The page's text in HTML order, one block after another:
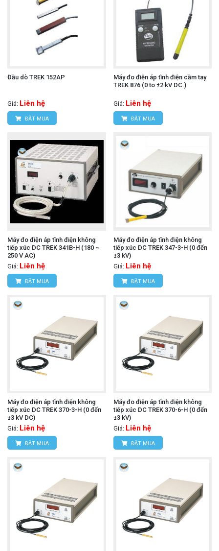
Đầu dò TREK 152AP
Giá: Liên hệ
ĐẶT MUA
Máy đo điện áp tĩnh điện cầm tay
TREK 876 (0 to ±2 kV DC.)
Giá: Liên hệ
ĐẶT MUA
Máy đo điện áp tĩnh điện không
tiếp xúc DC TREK 341B-H (180 ~
250 V AC)
Giá: Liên hệ
ĐẶT MUA
Máy đo điện áp tĩnh điện không
tiếp xúc DC TREK 347-3-H (0 đến
±3 kV)
Giá: Liên hệ
ĐẶT MUA
Máy đo điện áp tĩnh điện không
tiếp xúc DC TREK 370-3-H (0 đến
±3 kV DC)
Giá: Liên hệ
ĐẶT MUA
Máy đo điện áp tĩnh điện không
tiếp xúc DC TREK 370-6-H (0 đến
±3 kV)
Giá: Liên hệ
ĐẶT MUA